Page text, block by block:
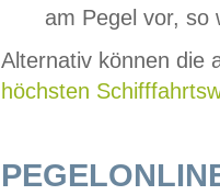
am Pegel vor,
Alternativ können die
höchsten